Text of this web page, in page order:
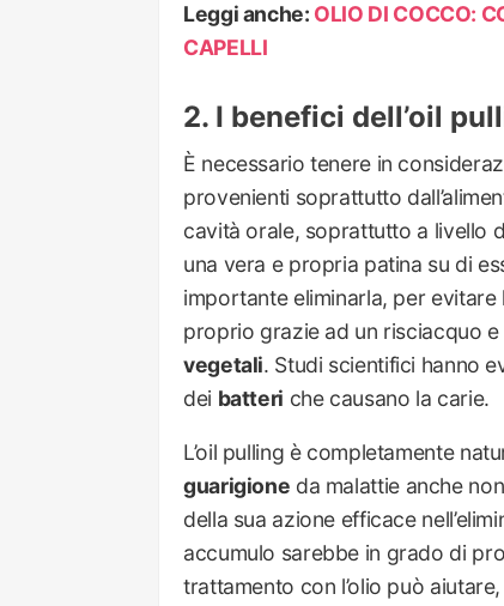
Leggi anche: OLIO DI COCCO:
CAPELLI
I benefici dell’oil
È necessario tenere in
provenienti soprattutto
cavità orale, soprattutto a livello
una vera e propria patina su di
importante eliminarla, per evitare
proprio grazie ad un risciacquo
vegetali. Studi scientifici hanno
dei batteri che causano la carie.
L’oil pulling è completamente
guarigione da malattie anche
della sua azione efficace
accumulo sarebbe in grado di
trattamento con l’olio può